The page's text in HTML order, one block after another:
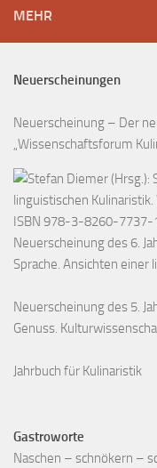
MEHR
Neuerscheinungen
Neuerscheinung – Der
„Wissenschaftsforum
Neuerscheinung des 6.
Sprache. Ansichten einer
Neuerscheinung des 5.
Genuss.
Jahrbuch für Kulinaristik
Gastroworte
Naschen – schnökern –